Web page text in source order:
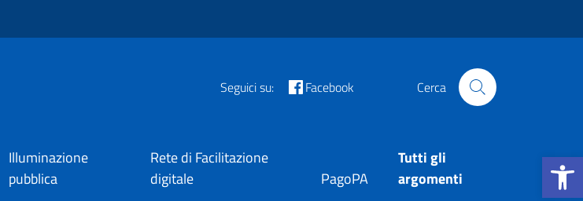
Apri la
Seguici su: Facebook Cerca
Illuminazione
pubblica
Rete di Facilitazione
digitale
PagoPA
Tutti gli
argomenti